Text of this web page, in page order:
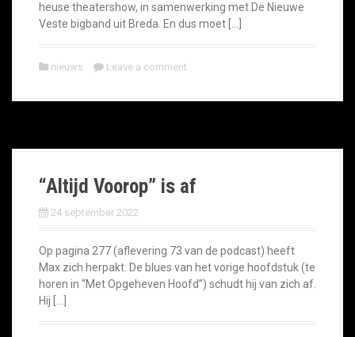
heuse theatershow, in samenwerking met De Nieuwe
Veste bigband uit Breda. En dus moet […]
nieuws Leave a comment
“Altijd Voorop” is af
24 september 2022
Op pagina 277 (aflevering 73 van de podcast) heeft
Max zich herpakt. De blues van het vorige hoofdstuk (te
horen in “Met Opgeheven Hoofd”) schudt hij van zich af.
Hij […]